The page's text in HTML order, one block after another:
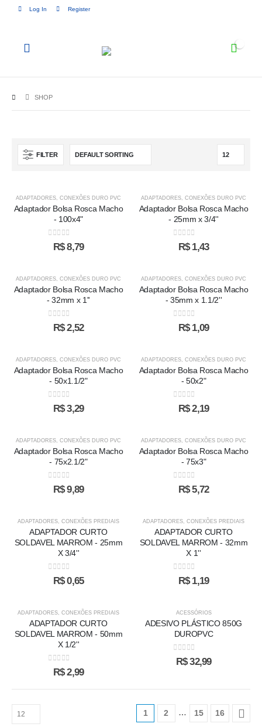
Log In Register
SHOP
FILTER
ADAPTADORES, CONEXÕES DURO PVC
Adaptador Bolsa Rosca Macho
- 100x4"
out of 5
R$8,79
ADAPTADORES, CONEXÕES DURO PVC
Adaptador Bolsa Rosca Macho
- 25mm x 3/4''
out of 5
R$1,43
ADAPTADORES, CONEXÕES DURO PVC
Adaptador Bolsa Rosca Macho
- 32mm x 1''
out of 5
R$2,52
ADAPTADORES, CONEXÕES DURO PVC
Adaptador Bolsa Rosca Macho
- 35mm x 1.1/2''
out of 5
R$1,09
ADAPTADORES, CONEXÕES DURO PVC
Adaptador Bolsa Rosca Macho
- 50x1.1/2"
out of 5
R$3,29
ADAPTADORES, CONEXÕES DURO PVC
Adaptador Bolsa Rosca Macho
- 50x2"
out of 5
R$2,19
ADAPTADORES, CONEXÕES DURO PVC
Adaptador Bolsa Rosca Macho
- 75x2.1/2"
out of 5
R$9,89
ADAPTADORES, CONEXÕES DURO PVC
Adaptador Bolsa Rosca Macho
- 75x3"
out of 5
R$5,72
ADAPTADORES, CONEXÕES PREDIAIS
ADAPTADOR CURTO
SOLDAVEL MARROM - 25mm
X 3/4''
out of 5
R$0,65
ADAPTADORES, CONEXÕES PREDIAIS
ADAPTADOR CURTO
SOLDAVEL MARROM - 32mm
X 1''
out of 5
R$1,19
ADAPTADORES, CONEXÕES PREDIAIS
ADAPTADOR CURTO
SOLDAVEL MARROM - 50mm
X 1/2''
out of 5
R$2,99
ACESSÓRIOS
ADESIVO PLÁSTICO 850G
DUROPVC
0out of 5
R$32,99
1 2 … 15 16